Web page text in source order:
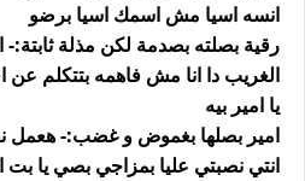
انسه اسيا مش اسمك اسيا برضو
رقية بصلته بصدمة لكن مذلة ثابتة:-
الغريب دا انا مش فاهمه بتتكلم عن
يا امير بيه
امير بصلها بغموض و غضب:- هعمل
انتي نصبتي عليا بمزاجي بصي يا